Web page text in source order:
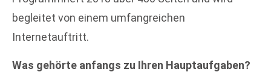
begleitet von einem umfangreichen
Internetauftritt.
Was gehörte anfangs zu Ihren Hauptaufgaben?